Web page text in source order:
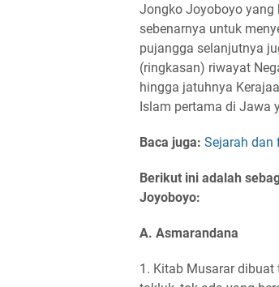
Jongko Joyoboyo yang
sebenarnya untuk
pujangga selanjutnya
(ringkasan) riwayat
hingga jatuhnya
Islam pertama di Jawa
Baca juga: Sejarah dan
Berikut ini adalah
Joyoboyo:
A. Asmarandana
1. Kitab Musarar